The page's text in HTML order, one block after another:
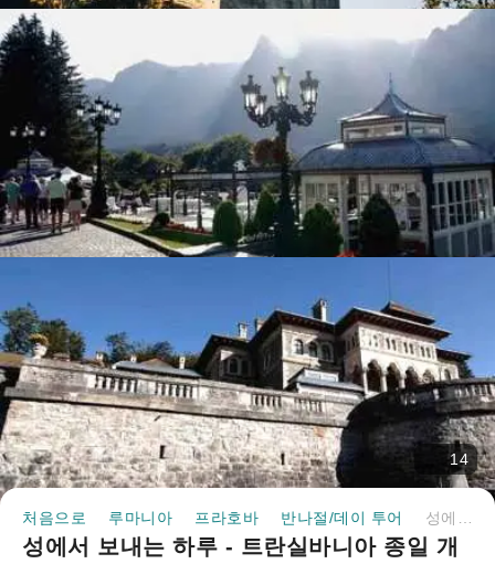
14
처음으로 루마니아 프라호바 반나절/데이 투어
성에서 보내는 하루 - 트란실바니아 종일 개